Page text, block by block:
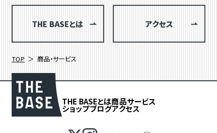
THE BASEとは アクセス
TOP 商品・サービス
THE BASEとは商品サービス
ショップブログアクセス